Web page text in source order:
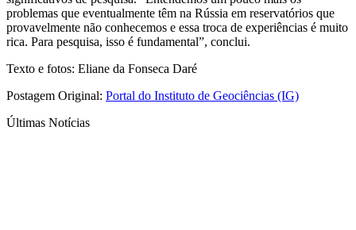
problemas que eventualmente têm na Rússia em reservatórios que
provavelmente não conhecemos e essa troca de experiências é muito
rica. Para pesquisa, isso é fundamental”, conclui.
Texto e fotos: Eliane da Fonseca Daré
Postagem Original: Portal do Instituto de Geociências (IG)
Últimas Notícias